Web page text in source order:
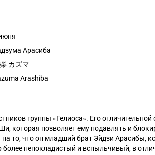
группы «Гелиоса». Его
которая позволяет ему подавлять и
на то, что он младший брат Эйдзи Арасибы,
более непокладистый и вспыльчивый, в
Арасиба
カズマ
Arashiba